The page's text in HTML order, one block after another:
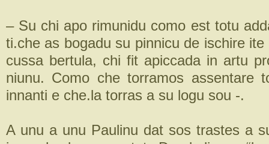
– Su chi apo rimunidu como est totu
ti.che as bogadu su pinnicu de ischire
cussa bertula, chi fit apiccada in artu
niunu. Como che torramos assentare
innanti e che.la torras a su logu sou -.
A unu a unu Paulinu dat sos trastes a